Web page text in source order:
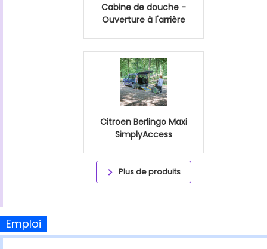
Cabine de douche -
Ouverture à l'arrière
Citroen Berlingo Maxi
SimplyAccess
Plus de produits
Emploi